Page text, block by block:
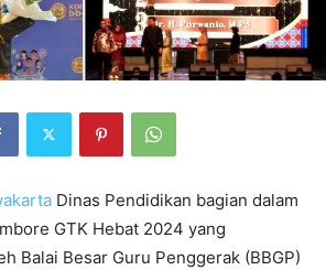
Dinas Pendidikan bagian dalam
GTK Hebat 2024 yang
Balai Besar Guru Penggerak (BBGP)